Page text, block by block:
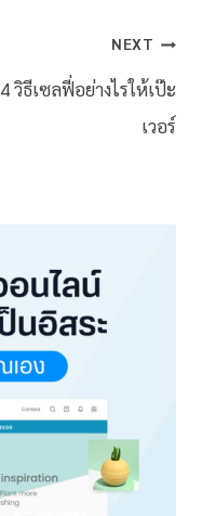
NEXT
4 วิธีเซลฟี่อย่างไรให้เป๊ะ
เวอร์